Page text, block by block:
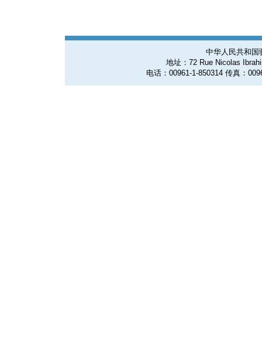
中华人民共和国
地址：72 Rue Nicolas
电话：00961-1-850314 传真：